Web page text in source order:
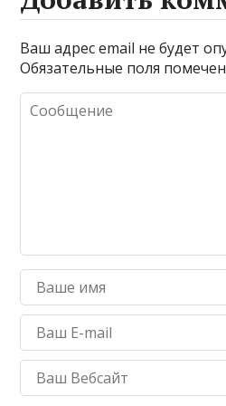
Ваш адрес email не будет
Обязательные поля